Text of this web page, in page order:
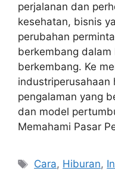
perjalanan dan
kesehatan, bisnis
perubahan
berkembang dalam
berkembang. Ke
industriperusahaan
pengalaman yang
dan model
Memahami Pasar
Tags
Cara, Hiburan,